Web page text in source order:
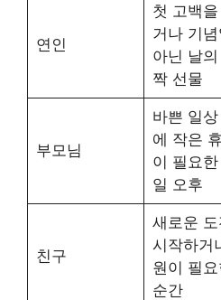
연인
첫 고백
거나 기념
아닌 날
짝 선물
부모님
바쁜 일
에 작은
이 필요한
일 오후
친구
새로운
시작하거
원이 필
순간